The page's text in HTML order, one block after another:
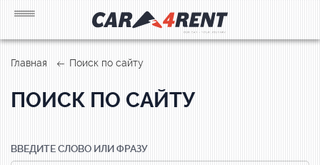
Главная Поиск по сайту
ПОИСК ПО САЙТУ
ВВЕДИТЕ СЛОВО ИЛИ ФРАЗУ